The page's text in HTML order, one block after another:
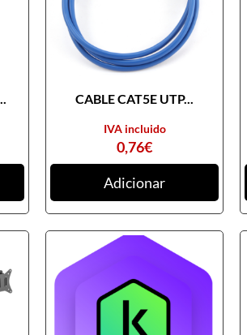
CABLE CAT5E UTP...
0,76€
IVA incluido
Adicionar